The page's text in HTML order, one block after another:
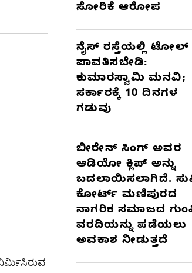
ಸೋರಿಕೆ ಆರೋಪ
ನೈಸ್ ರಸ್ತೆಯಲ್ಲಿ ಟೋಲ್
ಪಾವತಿಸಬೇಡಿ:
ಕುಮಾರಸ್ವಾಮಿ ಮನವಿ;
ಸರ್ಕಾರಕ್ಕೆ 10 ದಿನಗಳ
ಗಡುವು
ಬೀರೇನ್ ಸಿಂಗ್ ಅವರ
ಆಡಿಯೋ ಕ್ಲಿಪ್ ಅನ್ನು
ಬದಲಾಯಿಸಲಾಗಿದೆ.
ಕೋರ್ಟ್ ಮಣಿಪುರದ
ನಾಗರಿಕ ಸಮಾಜದ
ವರದಿಯನ್ನು ಪಡೆಯಲು
ಅವಕಾಶ ನೀಡುತ್ತದೆ